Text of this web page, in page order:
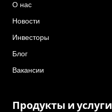
О нас
Новости
Инвесторы
Блог
Вакансии
Продукты и услуги